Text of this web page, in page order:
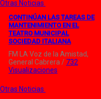
Otras Noticias
CONTINÚAN LAS TAREAS DE
MANTENIMIENTO EN EL
TEATRO MUNICIPAL
SOCIEDAD ITALIANA
FM LA Voz de la Amistad,
General Cabrera / 732
Visualizaciones
Otras Noticias